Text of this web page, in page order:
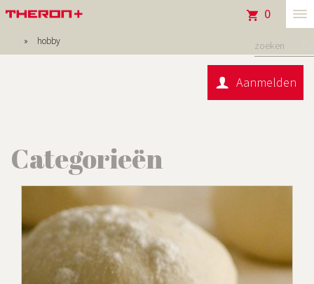
0
hobby
Aanmelden
Categorieën